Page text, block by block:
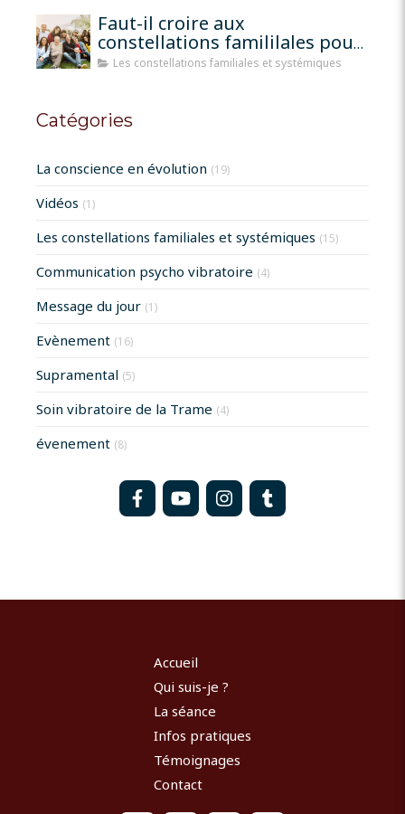
Faut-il croire aux
constellations famililales pour
qu'elles fonctionnent?
Les constellations familiales et systémiques
Catégories
La conscience en évolution (19)
Vidéos (1)
Les constellations familiales et systémiques (15)
Communication psycho vibratoire (4)
Message du jour (1)
Evènement (16)
Supramental (5)
Soin vibratoire de la Trame (4)
évenement (8)
Accueil
Qui suis-je ?
La séance
Infos pratiques
Témoignages
Contact